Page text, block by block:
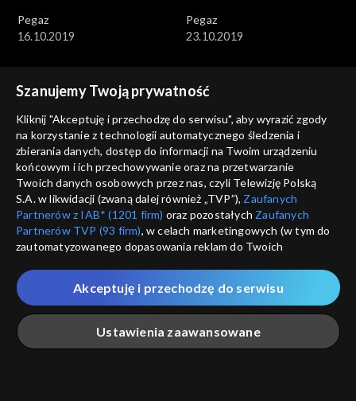
Pegaz
16.10.2019
Pegaz
23.10.2019
Pegaz
30.10.2019
Pegaz
06.11.2019
Pegaz
13.11.2019
Pegaz
20.11.2019
Szanujemy Twoją prywatność
Kliknij "Akceptuję i przechodzę do serwisu", aby wyrazić zgody
na korzystanie z technologii automatycznego śledzenia i
zbierania danych, dostęp do informacji na Twoim urządzeniu
końcowym i ich przechowywanie oraz na przetwarzanie
Twoich danych osobowych przez nas, czyli Telewizję Polską
S.A. w likwidacji (zwaną dalej również „TVP”), Zaufanych
Partnerów z IAB* (1201 firm) oraz pozostałych Zaufanych
Partnerów TVP (93 firm), w celach marketingowych (w tym do
zautomatyzowanego dopasowania reklam do Twoich
które wskazujemy poniżej, a także zgody na udostępnianie
przez nas identyfikatora PPID do Google.
Twoje dane osobowe zbierane podczas odwiedzania przez
Ciebie naszych
poszczególnych serwisówzwanych dalej
„Portalem”, w tym informacje zapisywane za pomocą
Ustawienia zaawansowane
Akceptuję i przechodzę do serwisu